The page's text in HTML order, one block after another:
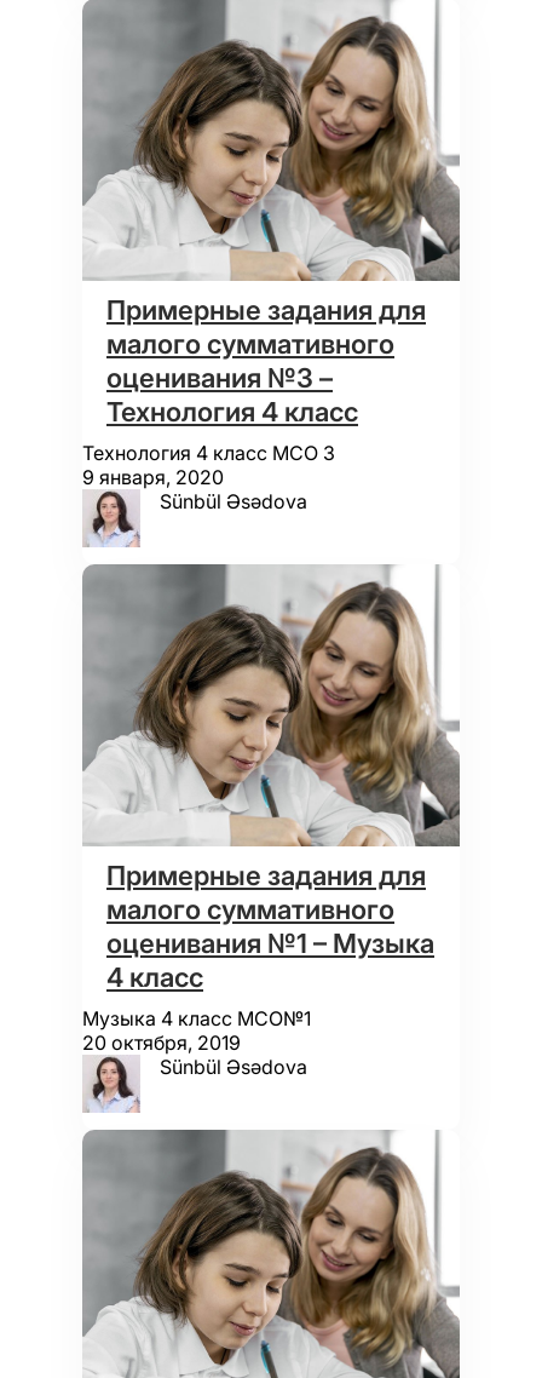
Примерные задания для
малого суммативного
оценивания №3 –
Технология 4 класс
Технология 4 класс МСО 3
9 января, 2020
Sünbül Əsədova
Примерные задания для
малого суммативного
оценивания №1 – Музыка
4 класс
Музыка 4 класс МСО№1
20 октября, 2019
Sünbül Əsədova